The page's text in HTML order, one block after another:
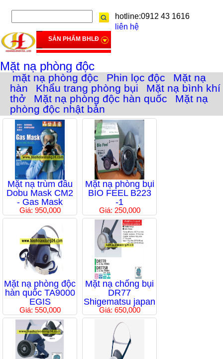
hotline:0912 43 1616
liên hệ
SẢN PHẨM BHLĐ
Mặt nạ phòng độc
mặt nạ phòng độc Phin lọc độc
Mặt nạ
hàn
Khẩu trang phòng bụi
Mặt nạ bình khí
thở
Mặt nạ phòng độc hàn quốc
Mặt nạ
phòng độc nhật bản
Mặt nạ trùm đầu
Dobu Mask CM2
- Gas Mask
Giá: 950,000
Mặt nạ phòng bụi
BIO FEEL B223
-1
Giá: 250,000
Mặt nạ phòng độc
hàn quốc TA9000
EGIS
Giá: 550,000
Mặt nạ chống bụi
DR77
Shigematsu japan
Giá: 650,000